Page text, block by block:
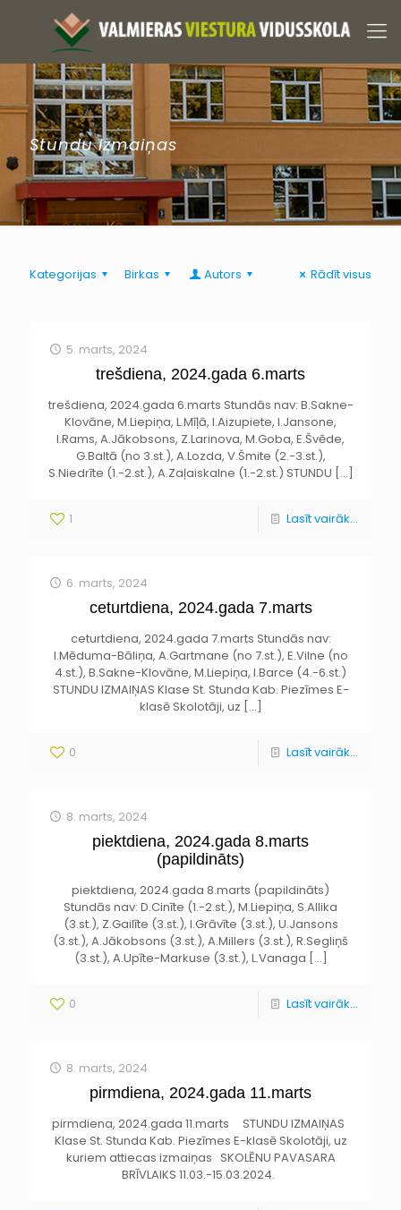
Stundu izmaiņas
Kategorijas Birkas Autors Rādīt visus
5. marts, 2024
trešdiena, 2024.gada 6.marts
trešdiena, 2024.gada 6.marts Stundās nav: B.Sakne-
Klovāne, M.Liepiņa, L.Mīļā, I.Aizupiete, I.Jansone,
I.Rams, A.Jākobsons, Z.Larinova, M.Goba, E.Švēde,
G.Baltā (no 3.st.), A.Lozda, V.Šmite (2.-3.st.),
S.Niedrīte (1.-2.st.), A.Zaļaiskalne (1.-2.st.) STUNDU […]
1 Lasīt vairāk...
6. marts, 2024
ceturtdiena, 2024.gada 7.marts
ceturtdiena, 2024.gada 7.marts Stundās nav:
I.Mēduma-Bāliņa, A.Gartmane (no 7.st.), E.Vilne (no
4.st.), B.Sakne-Klovāne, M.Liepiņa, I.Barce (4.-6.st.)
STUNDU IZMAIŅAS Klase St. Stunda Kab. Piezīmes E-
klasē Skolotāji, uz […]
0 Lasīt vairāk...
8. marts, 2024
piektdiena, 2024.gada 8.marts
(papildināts)
piektdiena, 2024.gada 8.marts (papildināts)
Stundās nav: D.Cinīte (1.-2.st.), M.Liepiņa, S.Allika
(3.st.), Z.Gailīte (3.st.), I.Grāvīte (3.st.), U.Jansons
(3.st.), A.Jākobsons (3.st.), A.Millers (3.st.), R.Segliņš
(3.st.), A.Upīte-Markuse (3.st.), L.Vanaga […]
0 Lasīt vairāk...
8. marts, 2024
pirmdiena, 2024.gada 11.marts
pirmdiena, 2024.gada 11.marts STUNDU IZMAIŅAS
Klase St. Stunda Kab. Piezīmes E-klasē Skolotāji, uz
kuriem attiecas izmaiņas SKOLĒNU PAVASARA
BRĪVLAIKS 11.03.-15.03.2024.